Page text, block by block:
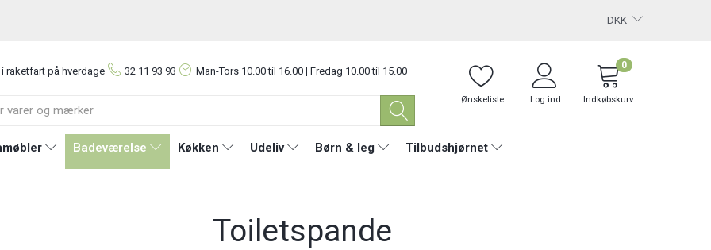
DKK
raketfart på hverdage 32 11 93 93 Man-Tors 10.00 til 16.00 | Fredag 10.00 til 15.00
Ønskeliste Log ind Indkøbskurv
0
Badeværelse Køkken Udeliv Børn & leg Tilbudshjørnet
Toiletspande